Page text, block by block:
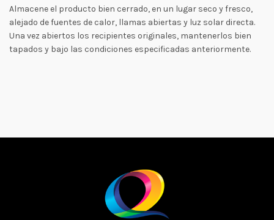
Almacene el producto bien cerrado, en un lugar seco y fresco,
alejado de fuentes de calor, llamas abiertas y luz solar directa.
Una vez abiertos los recipientes originales, mantenerlos bien
tapados y bajo las condiciones especificadas anteriormente.